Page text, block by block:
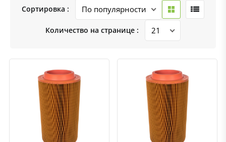
Сортировка :
Количество на странице :
Быстрый просмотрДобавить к сравнению
Добавить в избранное Быстрый просмотрДобавить к сравнению
Добавить в избранное